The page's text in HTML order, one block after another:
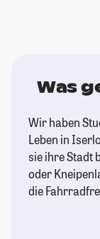
Was
Wir haben
Leben in
sie ihre Stadt
oder
die